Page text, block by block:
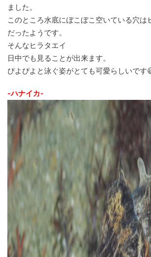
ました。
このところ水底にぼこぼこ空いている穴は
だったようです。
そんなヒラタエイ
日中でも見ることが出来ます。
ぴよぴよと泳ぐ姿がとても可愛らしいです
-ハナイカ-